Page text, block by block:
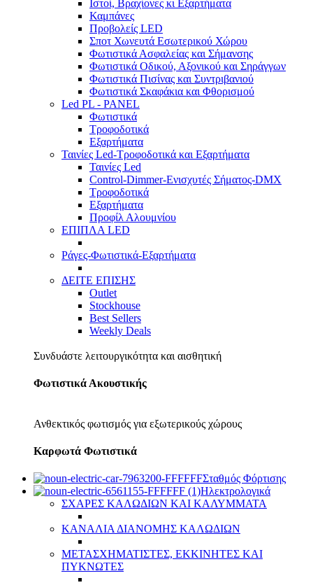
Ιστοί, Βραχίονες κι Εξαρτήματα
Καμπάνες
Προβολείς LED
Σποτ Χωνευτά Εσωτερικού Χώρου
Φωτιστικά Ασφαλείας και Σήμανσης
Φωτιστικά Οδικού, Αξονικού και Σηράγγων
Φωτιστικά Πισίνας και Συντριβανιού
Φωτιστικά Σκαφάκια και Φθορισμού
Led PL - PANEL
Φωτιστικά
Τροφοδοτικά
Εξαρτήματα
Ταινίες Led-Τροφοδοτικά και Εξαρτήματα
Ταινίες Led
Control-Dimmer-Ενισχυτές Σήματος-DMX
Τροφοδοτικά
Εξαρτήματα
Προφίλ Αλουμνίου
ΕΠΙΠΛΑ LED
Ράγες-Φωτιστικά-Εξαρτήματα
ΔΕΙΤΕ ΕΠΙΣΗΣ
Outlet
Stockhouse
Best Sellers
Weekly Deals
Συνδυάστε λειτουργικότητα και αισθητική
Φωτιστικά Ακουστικής
Ανθεκτικός φωτισμός για εξωτερικούς χώρους
Καρφωτά Φωτιστικά
Σταθμός Φόρτισης
Ηλεκτρολογικά
ΣΧΑΡΕΣ ΚΑΛΩΔΙΩΝ ΚΑΙ ΚΑΛΥΜΜΑΤΑ
ΚΑΝΑΛΙΑ ΔΙΑΝΟΜΗΣ ΚΑΛΩΔΙΩΝ
ΜΕΤΑΣΧΗΜΑΤΙΣΤΕΣ, ΕΚΚΙΝΗΤΕΣ ΚΑΙ
ΠΥΚΝΩΤΕΣ